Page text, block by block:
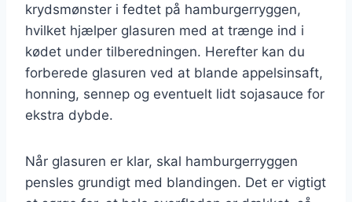
krydsmønster i fedtet på hamburgerryggen,
hvilket hjælper glasuren med at trænge ind i
kødet under tilberedningen. Herefter kan du
forberede glasuren ved at blande appelsinsaft,
honning, sennep og eventuelt lidt sojasauce for
ekstra dybde.
Når glasuren er klar, skal hamburgerryggen
pensles grundigt med blandingen. Det er vigtigt